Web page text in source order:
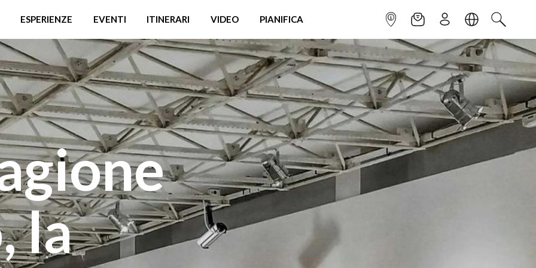
ESPERIENZE EVENTI ITINERARI VIDEO PIANIFICA INFOPOINTNEWSLETTER
ISCRIVITILINGUACERCA
la